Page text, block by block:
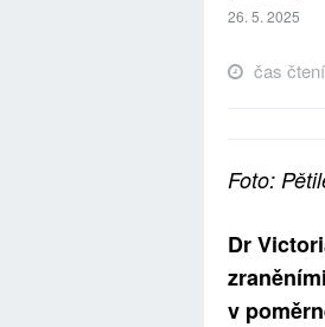
26. 5. 2025
čas
Foto:
Dr
v